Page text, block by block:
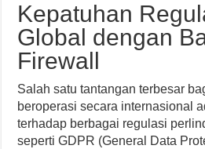
Kepatuhan
Global dengan
Firewall
Salah satu tantangan terbesar
beroperasi secara internasional
terhadap berbagai regulasi
seperti GDPR (General Data